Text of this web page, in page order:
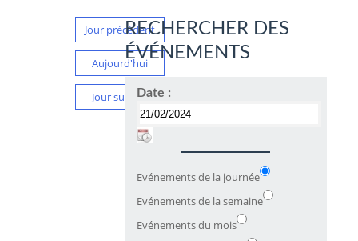
Jour précédent
Aujourd'hui
Jour suivant
RECHERCHER DES
ÉVÉNEMENTS
Date :
Evénements de la journée
Evénements de la semaine
Evénements du mois